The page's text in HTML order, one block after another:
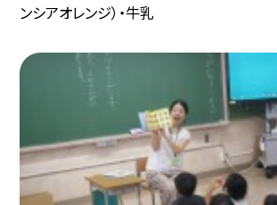
ンシアオレンジ）・牛乳